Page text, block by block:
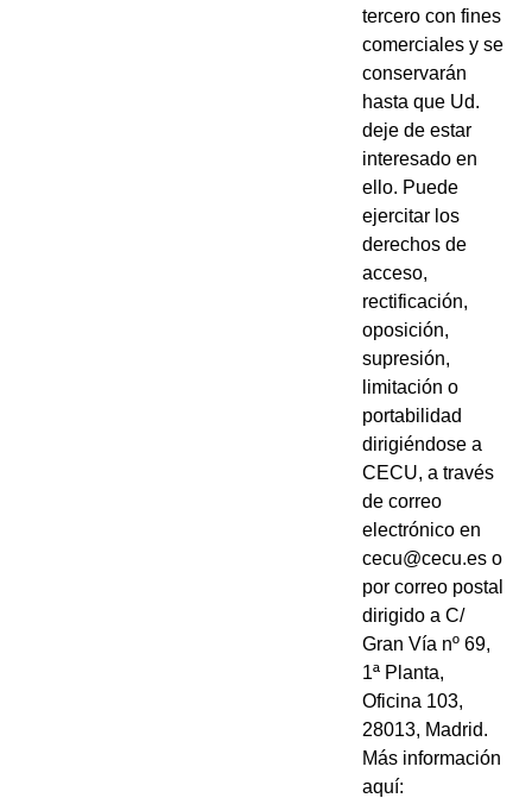
tercero con fines
comerciales y se
conservarán
hasta que Ud.
deje de estar
interesado en
ello. Puede
ejercitar los
derechos de
acceso,
rectificación,
oposición,
supresión,
limitación o
portabilidad
dirigiéndose a
CECU, a través
de correo
electrónico en
cecu@cecu.es o
por correo postal
dirigido a C/
Gran Vía nº 69,
1ª Planta,
Oficina 103,
28013, Madrid.
Más información
aquí: